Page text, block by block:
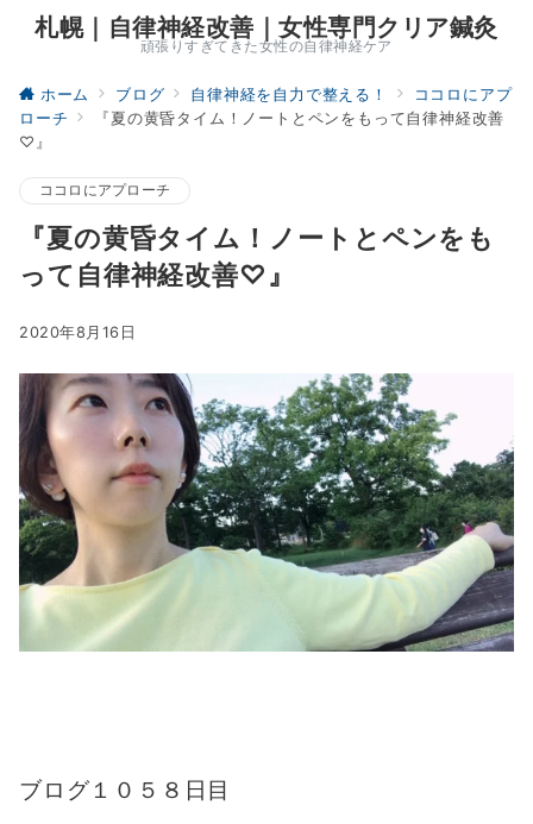
札幌｜自律神経改善｜女性専門クリア鍼灸
頑張りすぎてきた女性の自律神経ケア
ホーム ブログ 自律神経を自力で整える！
ココロにアプ
ローチ
『夏の黄昏タイム！ノートとペンをもって自律神経改善
♡』
ココロにアプローチ
『夏の黄昏タイム！ノートとペンをも
って自律神経改善♡』
2020年8月16日
ブログ１０５８日目